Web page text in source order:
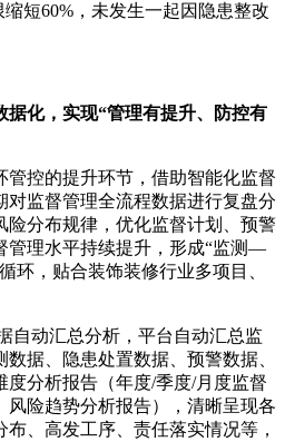
短60%，未发生一起因隐患整改
据化，实现“管理有提升、防控有
管控的提升环节，借助智能化监督
对监督管理全流程数据进行复盘分
险分布规律，优化监督计划、预警
管理水平持续提升，形成“监测—
，贴合装饰装修行业多项目、
自动汇总分析，平台自动汇总监
据、隐患处置数据、预警数据、
分析报告（年度/季度/月度监督
风险趋势分析报告），清晰呈现各
、高发工序、责任落实情况等，